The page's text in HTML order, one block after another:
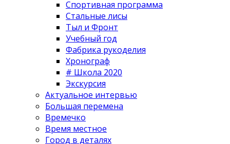
Спортивная программа
Стальные лисы
Тыл и Фронт
Учебный год
Фабрика рукоделия
Хронограф
# Школа 2020
Экскурсия
Актуальное интервью
Большая перемена
Времечко
Время местное
Город в деталях